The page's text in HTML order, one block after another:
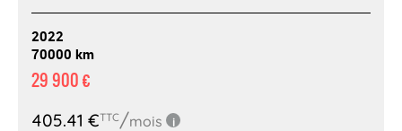
2022
70000 km
29 900 €